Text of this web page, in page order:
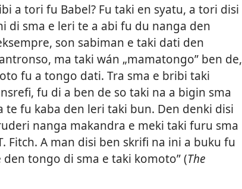
a tori fu Babel? Fu taki en syatu, a tori disi
di sma e leri te a abi fu du nanga den
son sabiman e taki dati den
ma taki wán „mamatongo” ben de,
fu a tongo dati. Tra sma e bribi taki
fu di a ben de so taki na a bigin sma
fu kaba den leri taki bun. Den denki disi
nanga makandra e meki taki furu sma
Fitch. A man disi ben skrifi na ini a buku fu
tongo di sma e taki komoto” (The